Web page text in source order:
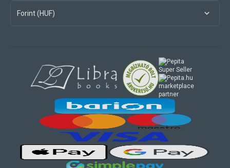
Forint (HUF)
marketplace
partner